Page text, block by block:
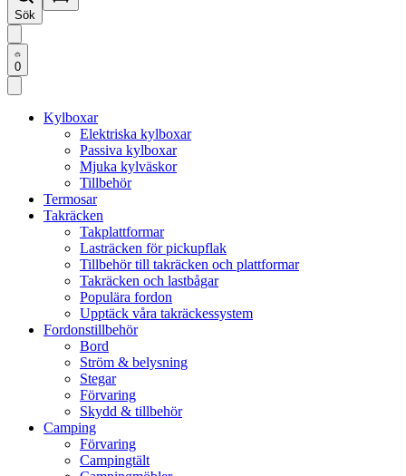
Sök
0
Kylboxar
Elektriska kylboxar
Passiva kylboxar
Mjuka kylväskor
Tillbehör
Termosar
Takräcken
Takplattformar
Lasträcken för pickupflak
Tillbehör till takräcken och plattformar
Takräcken och lastbågar
Populära fordon
Upptäck våra takräckessystem
Fordonstillbehör
Bord
Ström & belysning
Stegar
Förvaring
Skydd & tillbehör
Camping
Förvaring
Campingtält